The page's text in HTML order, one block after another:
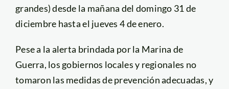
grandes) desde la mañana del domingo 31 de
diciembre hasta el jueves 4 de enero.
Pese a la alerta brindada por la Marina de
Guerra, los gobiernos locales y regionales no
tomaron las medidas de prevención adecuadas, y